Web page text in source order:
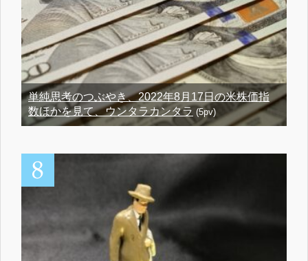
単純思考のつぶやき、2022年8月17日の米株価指
数ほかを見て、ウンタラカンタラ (5pv)